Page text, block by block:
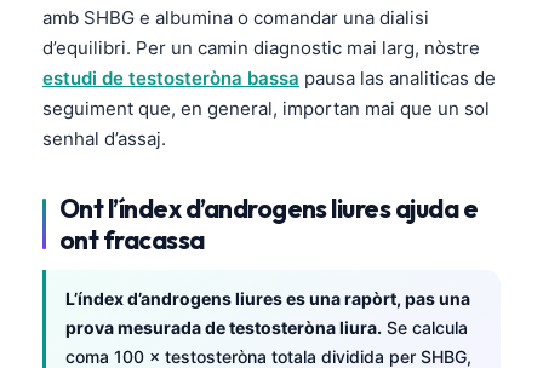
amb SHBG e albumina o comandar una dialisi
d’equilibri. Per un camin diagnostic mai larg, nòstre
estudi de testosteròna bassa pausa las analiticas de
seguiment que, en general, importan mai que un sol
senhal d’assaj.
Ont l’índex d’androgens liures ajuda e
ont fracassa
L’índex d’androgens liures es una rapòrt, pas una
prova mesurada de testosteròna liura. Se calcula
coma 100 × testosteròna totala dividida per SHBG,